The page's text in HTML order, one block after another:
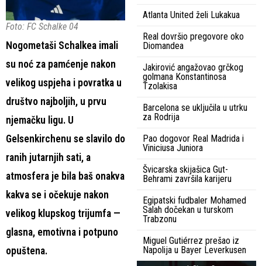
Foto: FC Schalke 04
Nogometaši Schalkea imali
su noć za pamćenje nakon
velikog uspjeha i povratka u
društvo najboljih, u prvu
njemačku ligu. U
Gelsenkirchenu se slavilo do
ranih jutarnjih sati, a
atmosfera je bila baš onakva
kakva se i očekuje nakon
velikog klupskog trijumfa —
glasna, emotivna i potpuno
opuštena.
Atlanta United želi Lukakua
Real dovršio pregovore oko
Diomandea
Jakirović angažovao grčkog
golmana Konstantinosa
Tzolakisa
Barcelona se uključila u utrku
za Rodrija
Pao dogovor Real Madrida i
Viniciusa Juniora
Švicarska skijašica Gut-
Behrami završila karijeru
Egipatski fudbaler Mohamed
Salah dočekan u turskom
Trabzonu
Miguel Gutiérrez prešao iz
Napolija u Bayer Leverkusen